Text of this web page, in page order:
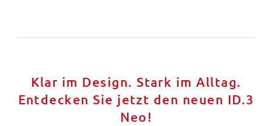
Klar im Design. Stark im Alltag.
Entdecken Sie jetzt den neuen ID.3
Neo!